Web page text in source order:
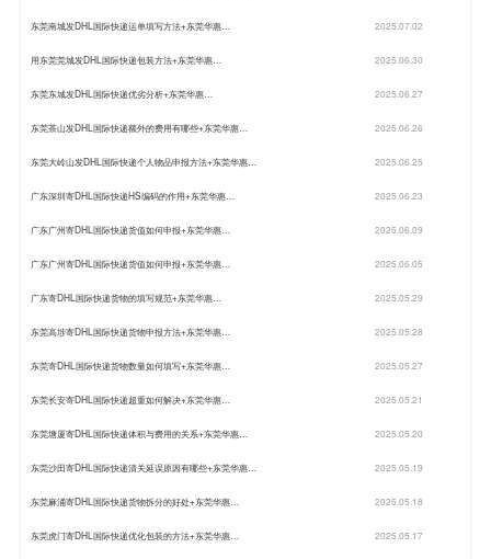
东莞南城发DHL国际快递运单填写方法+东莞华惠… 2025.07.02
用东莞莞城发DHL国际快递包装方法+东莞华惠… 2025.06.30
东莞东城发DHL国际快递优劣分析+东莞华惠… 2025.06.27
东莞茶山发DHL国际快递额外的费用有哪些+东莞华惠… 2025.06.26
东莞大岭山发DHL国际快递个人物品申报方法+东莞华惠… 2025.06.25
广东深圳寄DHL国际快递HS编码的作用+东莞华惠… 2025.06.23
广东广州寄DHL国际快递货值如何申报+东莞华惠… 2025.06.09
广东广州寄DHL国际快递货值如何申报+东莞华惠… 2025.06.05
广东寄DHL国际快递货物的填写规范+东莞华惠… 2025.05.29
东莞高埗寄DHL国际快递货物申报方法+东莞华惠… 2025.05.28
东莞寄DHL国际快递货物数量如何填写+东莞华惠… 2025.05.27
东莞长安寄DHL国际快递超重如何解决+东莞华惠… 2025.05.21
东莞塘厦寄DHL国际快递体积与费用的关系+东莞华惠… 2025.05.20
东莞沙田寄DHL国际快递清关延误原因有哪些+东莞华惠… 2025.05.19
东莞麻涌寄DHL国际快递货物拆分的好处+东莞华惠… 2025.05.18
东莞虎门寄DHL国际快递优化包装的方法+东莞华惠… 2025.05.17